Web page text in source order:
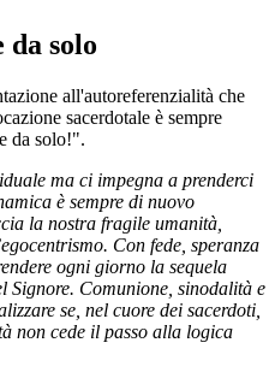
da solo
all'autoreferenzialità che
sacerdotale è sempre
da solo!".
ma ci impegna a prenderci
è sempre di nuovo
la nostra fragile umanità,
Con fede, speranza
ogni giorno la sequela
Signore. Comunione, sinodalità e
se, nel cuore dei sacerdoti,
non cede il passo alla logica